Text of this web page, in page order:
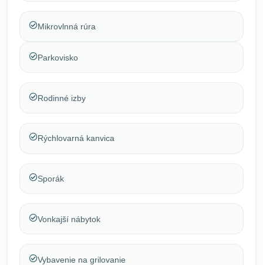
Mikrovlnná rúra
Parkovisko
Rodinné izby
Rýchlovarná kanvica
Sporák
Vonkajší nábytok
Vybavenie na grilovanie